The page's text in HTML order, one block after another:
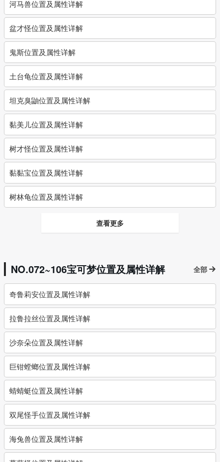
河马兽位置及属性详解
盆才怪位置及属性详解
鬼斯位置及属性详解
土台龟位置及属性详解
坦克臭鼬位置及属性详解
黏美儿位置及属性详解
树才怪位置及属性详解
黏黏宝位置及属性详解
树林龟位置及属性详解
查看更多
NO.072~106宝可梦位置及属性详解 全部
奇鲁莉安位置及属性详解
拉鲁拉丝位置及属性详解
沙奈朵位置及属性详解
巨钳螳螂位置及属性详解
蜻蜻蜓位置及属性详解
双尾怪手位置及属性详解
海兔兽位置及属性详解